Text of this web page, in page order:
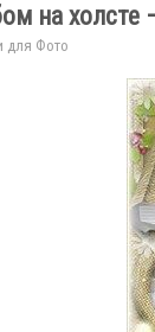
на холсте
для Фото